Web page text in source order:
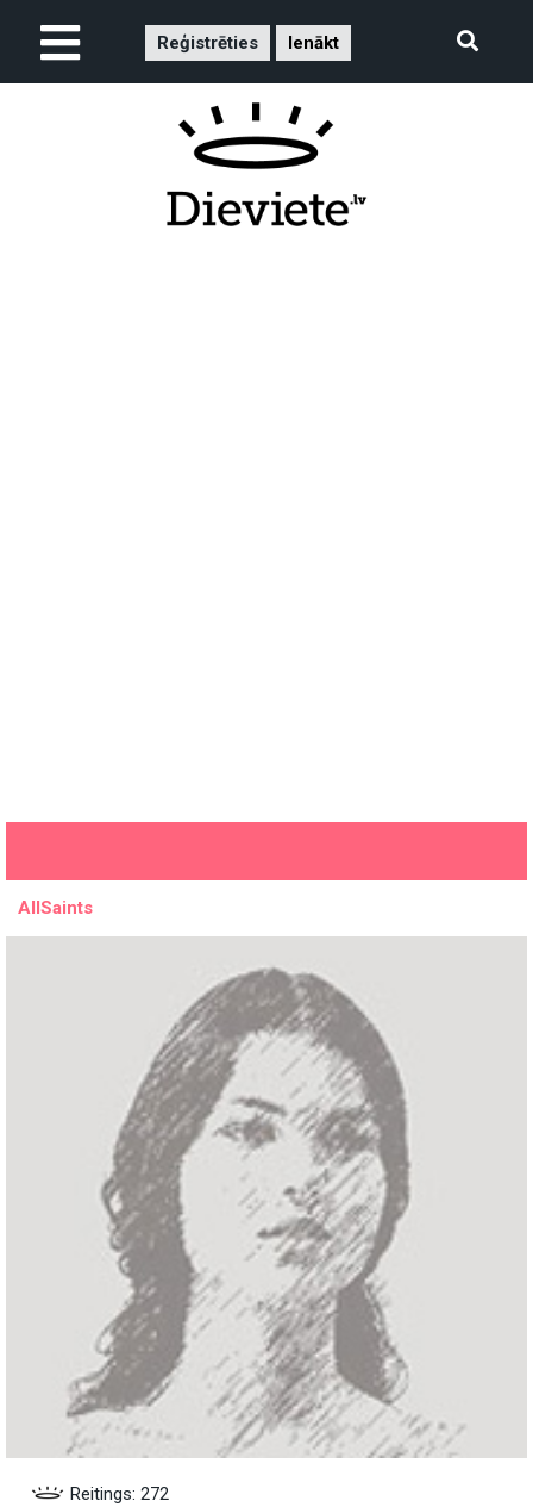
Reģistrēties Ienākt
AllSaints
Reitings: 272